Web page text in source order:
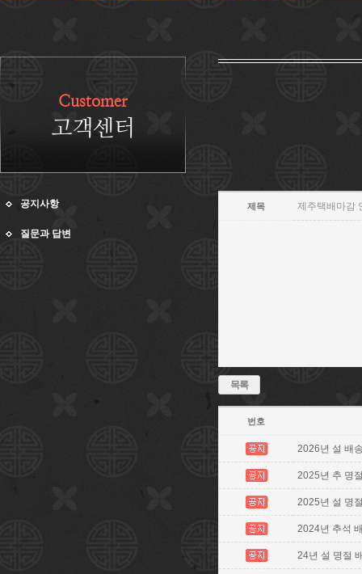
Customer
고객센터
공지사항
질문과 답변
제목 제주택배마감
목록
번호
2026년 설 배
2025년 추 명
2025년 설 명
2024년 추석
24년 설 명절